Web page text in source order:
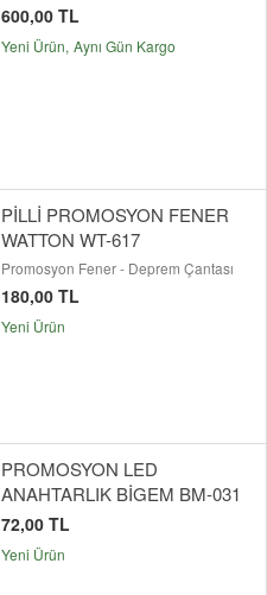
600,00 TL
Yeni Ürün Aynı Gün Kargo
PİLLİ PROMOSYON FENER
WATTON WT-617
Promosyon Fener - Deprem Çantası
180,00 TL
Yeni Ürün
PROMOSYON LED
ANAHTARLIK BİGEM BM-031
72,00 TL
Yeni Ürün